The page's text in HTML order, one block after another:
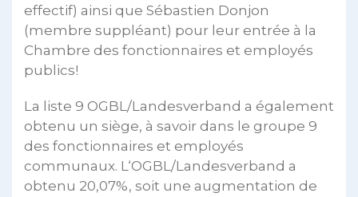
effectif) ainsi que Sébastien Donjon
(membre suppléant) pour leur entrée à la
Chambre des fonctionnaires et employés
publics!
La liste 9 OGBL/Landesverband a également
obtenu un siège, à savoir dans le groupe 9
des fonctionnaires et employés
communaux. L‘OGBL/Landesverband a
obtenu 20,07%, soit une augmentation de